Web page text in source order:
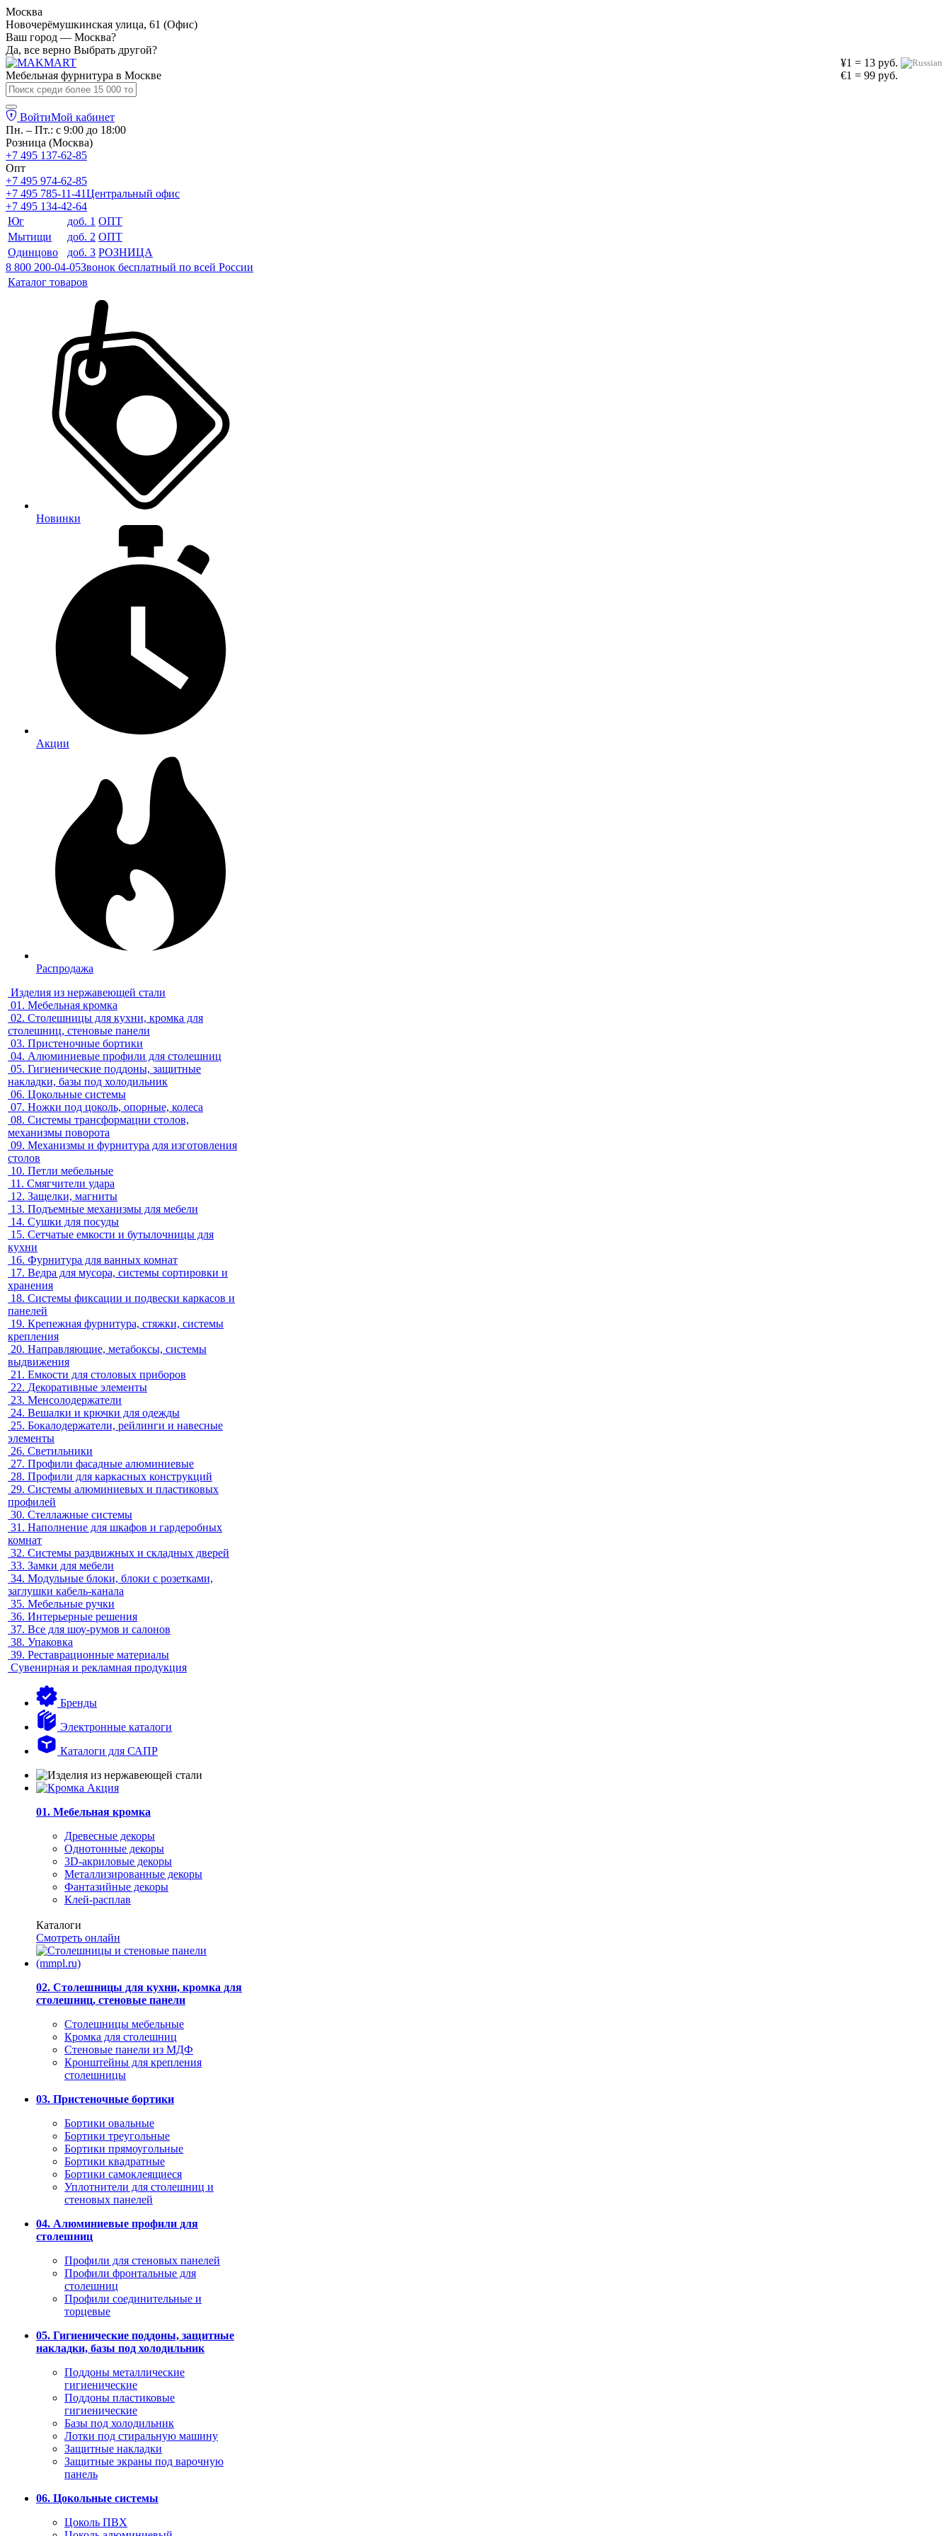
Москва
Новочерёмушкинская улица, 61 (Офис)
Ваш город — Москва?
Да, все верно Выбрать другой?
¥1 = 13 руб.
€1 = 99 руб.
Мебельная фурнитура в Москве
ВойтиМой кабинет
Пн. – Пт.: с 9:00 до 18:00
Розница (Москва)
+7 495 137-62-85
Опт
+7 495 974-62-85
+7 495 785-11-41Центральный офис
+7 495 134-42-64
Юг
доб. 1 ОПТ
Мытищи
доб. 2 ОПТ
Одинцово
доб. 3 РОЗНИЦА
8 800 200-04-05Звонок бесплатный по всей России
Каталог товаров
Новинки
Акции
Распродажа
Изделия из нержавеющей стали
01. Мебельная кромка
02. Столешницы для кухни, кромка для
столешниц, стеновые панели
03. Пристеночные бортики
04. Алюминиевые профили для столешниц
05. Гигиенические поддоны, защитные
накладки, базы под холодильник
06. Цокольные системы
07. Ножки под цоколь, опорные, колеса
08. Системы трансформации столов,
механизмы поворота
09. Механизмы и фурнитура для изготовления
столов
10. Петли мебельные
11. Смягчители удара
12. Защелки, магниты
13. Подъемные механизмы для мебели
14. Сушки для посуды
15. Сетчатые емкости и бутылочницы для
кухни
16. Фурнитура для ванных комнат
17. Ведра для мусора, системы сортировки и
хранения
18. Системы фиксации и подвески каркасов и
панелей
19. Крепежная фурнитура, стяжки, системы
крепления
20. Направляющие, метабоксы, системы
выдвижения
21. Емкости для столовых приборов
22. Декоративные элементы
23. Менсолодержатели
24. Вешалки и крючки для одежды
25. Бокалодержатели, рейлинги и навесные
элементы
26. Светильники
27. Профили фасадные алюминиевые
28. Профили для каркасных конструкций
29. Системы алюминиевых и пластиковых
профилей
30. Стеллажные системы
31. Наполнение для шкафов и гардеробных
комнат
32. Системы раздвижных и складных дверей
33. Замки для мебели
34. Модульные блоки, блоки с розетками,
заглушки кабель-канала
35. Мебельные ручки
36. Интерьерные решения
37. Все для шоу-румов и салонов
38. Упаковка
39. Реставрационные материалы
Сувенирная и рекламная продукция
Бренды
Электронные каталоги
Каталоги для САПР
01. Мебельная кромка
Древесные декоры
Однотонные декоры
3D-акриловые декоры
Металлизированные декоры
Фантазийные декоры
Клей-расплав
Каталоги
Смотреть онлайн
02. Столешницы для кухни, кромка для
столешниц, стеновые панели
Столешницы мебельные
Кромка для столешниц
Стеновые панели из МДФ
Кронштейны для крепления
столешницы
03. Пристеночные бортики
Бортики овальные
Бортики треугольные
Бортики прямоугольные
Бортики квадратные
Бортики самоклеящиеся
Уплотнители для столешниц и
стеновых панелей
04. Алюминиевые профили для
столешниц
Профили для стеновых панелей
Профили фронтальные для
столешниц
Профили соединительные и
торцевые
05. Гигиенические поддоны, защитные
накладки, базы под холодильник
Поддоны металлические
гигиенические
Поддоны пластиковые
гигиенические
Базы под холодильник
Лотки под стиральную машину
Защитные накладки
Защитные экраны под варочную
панель
06. Цокольные системы
Цоколь ПВХ